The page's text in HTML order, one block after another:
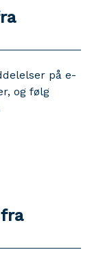
på e-
og følg